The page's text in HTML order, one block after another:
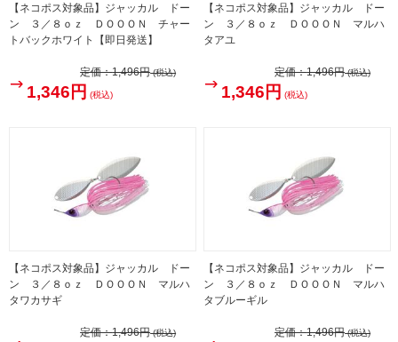
【ネコポス対象品】ジャッカル ドー
ン ３／８ｏｚ ＤＯＯＯＮ チャー
トバックホワイト【即日発送】
定価：1,496円(税込)
1,346円 (税込)
【ネコポス対象品】ジャッカル ドー
ン ３／８ｏｚ ＤＯＯＯＮ マルハ
タアユ
定価：1,496円(税込)
1,346円 (税込)
【ネコポス対象品】ジャッカル ドー
ン ３／８ｏｚ ＤＯＯＯＮ マルハ
タワカサギ
定価：1,496円(税込)
【ネコポス対象品】ジャッカル ドー
ン ３／８ｏｚ ＤＯＯＯＮ マルハ
タブルーギル
定価：1,496円(税込)